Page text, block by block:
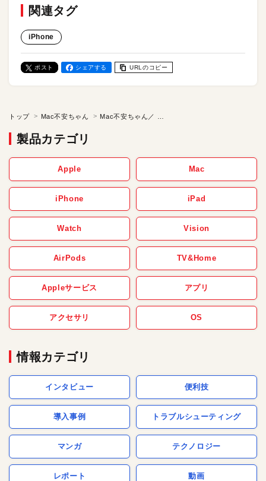
関連タグ
iPhone
ポスト シェアする URLのコピー
トップ Mac不安ちゃん
製品カテゴリ
Apple Mac
iPhone iPad
Watch Vision
AirPods TV&Home
Appleサービス アプリ
アクセサリ OS
情報カテゴリ
インタビュー 便利技
導入事例 トラブルシューティング
マンガ テクノロジー
レポート 動画